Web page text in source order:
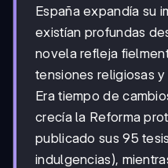
España expandía su
existían profundas
novela refleja
tensiones religiosas
Era tiempo de
crecía la Reforma
publicado sus 95
indulgencias),